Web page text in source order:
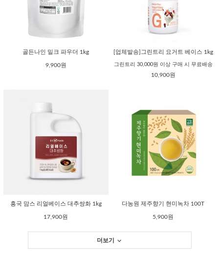
골든나인 밀크 파우더 1kg
9,900원
[업체발송]그린트리 요거트 베이스 1kg
그린트리 30,000원 이상 구매 시 무료배송
10,900원
흥국 맘스 리얼베이스 대추쌍화 1kg
17,900원
다농원 제주향기 현미녹차 100T
5,900원
더보기